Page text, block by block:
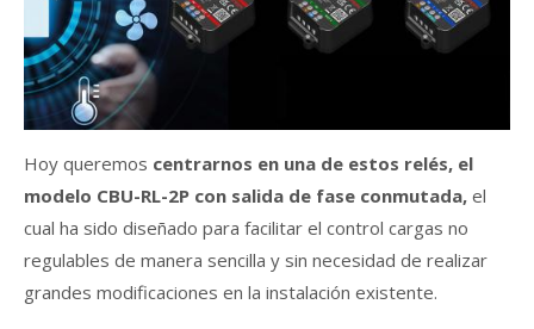
Hoy queremos centrarnos en una de estos relés, el
modelo CBU-RL-2P con salida de fase conmutada, el
cual ha sido diseñado para facilitar el control cargas no
regulables de manera sencilla y sin necesidad de realizar
grandes modificaciones en la instalación existente.